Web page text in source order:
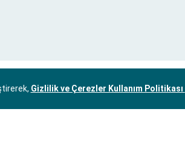
Gizlilik ve Çerezler Kullanım Politikası